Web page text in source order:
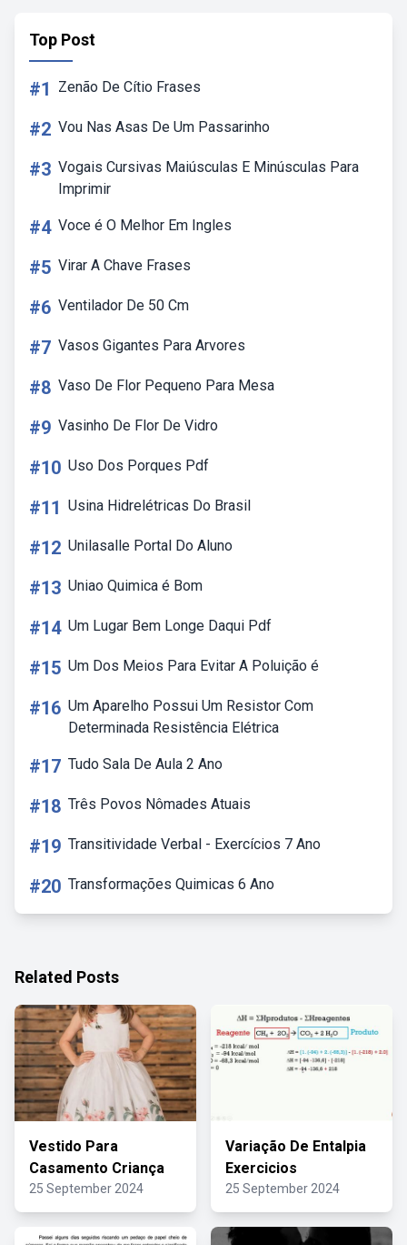
Top Post
#1 Zenão De Cítio Frases
#2 Vou Nas Asas De Um Passarinho
#3 Vogais Cursivas Maiúsculas E Minúsculas Para
Imprimir
#4 Voce é O Melhor Em Ingles
#5 Virar A Chave Frases
#6 Ventilador De 50 Cm
#7 Vasos Gigantes Para Arvores
#8 Vaso De Flor Pequeno Para Mesa
#9 Vasinho De Flor De Vidro
#10 Uso Dos Porques Pdf
#11 Usina Hidrelétricas Do Brasil
#12 Unilasalle Portal Do Aluno
#13 Uniao Quimica é Bom
#14 Um Lugar Bem Longe Daqui Pdf
#15 Um Dos Meios Para Evitar A Poluição é
#16 Um Aparelho Possui Um Resistor Com
Determinada Resistência Elétrica
#17 Tudo Sala De Aula 2 Ano
#18 Três Povos Nômades Atuais
#19 Transitividade Verbal - Exercícios 7 Ano
#20 Transformações Quimicas 6 Ano
Related Posts
Vestido Para
Casamento Criança
25 September 2024
Variação De Entalpia
Exercicios
25 September 2024